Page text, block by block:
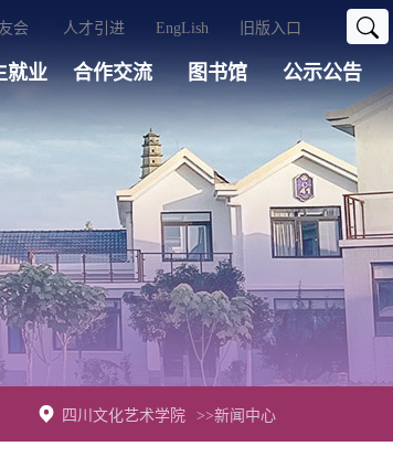
四川文化艺术学院 >>新闻中心
就业 合作交流 图书馆 公示公告
会 人才引进 EngLish 旧版入口